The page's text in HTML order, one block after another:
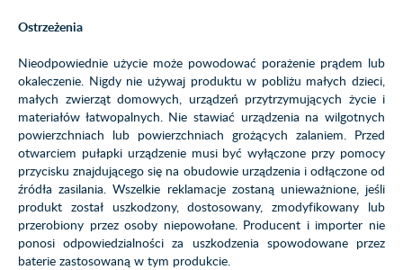
Ostrzeżenia
Nieodpowiednie użycie może powodować porażenie prądem lub
okaleczenie. Nigdy nie używaj produktu w pobliżu małych dzieci,
małych zwierząt domowych, urządzeń przytrzymujących życie i
materiałów łatwopalnych. Nie stawiać urządzenia na wilgotnych
powierzchniach lub powierzchniach grożących zalaniem. Przed
otwarciem pułapki urządzenie musi być wyłączone przy pomocy
przycisku znajdującego się na obudowie urządzenia i odłączone od
źródła zasilania. Wszelkie reklamacje zostaną unieważnione, jeśli
produkt został uszkodzony, dostosowany, zmodyfikowany lub
przerobiony przez osoby niepowołane. Producent i importer nie
ponosi odpowiedzialności za uszkodzenia spowodowane przez
baterie zastosowaną w tym produkcie.